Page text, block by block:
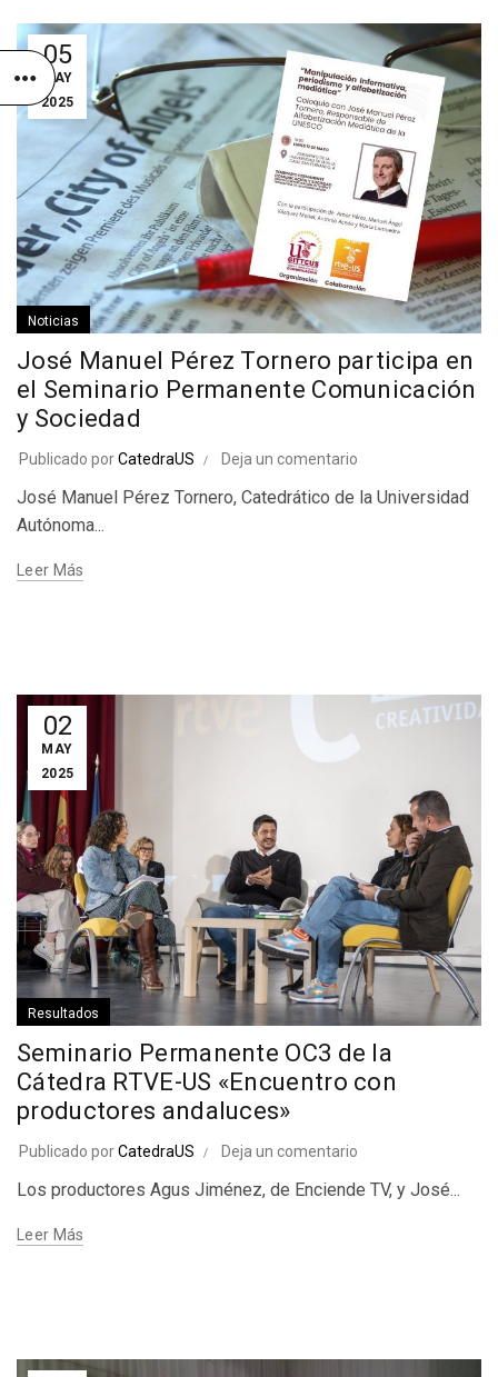
05
MAY
2025
Noticias
José Manuel Pérez Tornero participa en
el Seminario Permanente Comunicación
y Sociedad
Publicado porCatedraUS Deja un comentario
José Manuel Pérez Tornero, Catedrático de la Universidad
Autónoma...
Leer Más
02
MAY
2025
Resultados
Seminario Permanente OC3 de la
Cátedra RTVE-US «Encuentro con
productores andaluces»
Publicado porCatedraUS Deja un comentario
Los productores Agus Jiménez, de Enciende TV, y José...
Leer Más